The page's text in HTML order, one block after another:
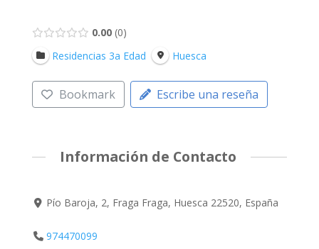
0.00 0
Residencias 3a Edad
Huesca
Bookmark Escribe una reseña
Información de Contacto
Pío Baroja, 2, Fraga Fraga, Huesca 22520, España
974470099